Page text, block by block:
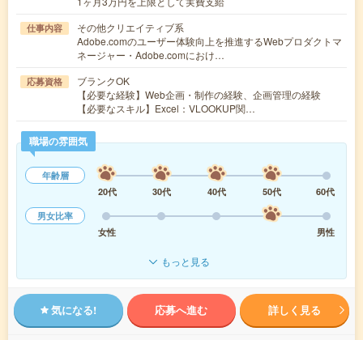
仕事内容
その他クリエイティブ系
Adobe.comのユーザー体験向上を推進するWebプロダクトマ
ネージャー・Adobe.comにおけ…
応募資格
ブランクOK
【必要な経験】Web企画・制作の経験、企画管理の経験
【必要なスキル】Excel：VLOOKUP関…
職場の雰囲気
年齢層
20代
30代 40代 50代
60代
男女比率
女性
男性
もっと見る
気になる! 応募へ進む 詳しく見る